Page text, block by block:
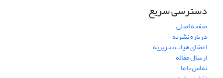
دسترسی سریع
صفحه اصلی
درباره نشریه
اعضای هیات تحریریه
ارسال مقاله
تماس با ما